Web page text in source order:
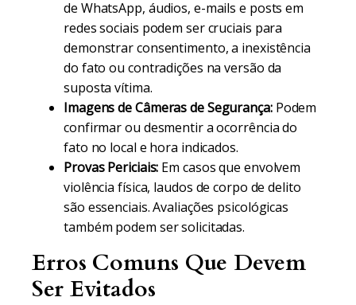
de WhatsApp, áudios, e-mails e posts em
redes sociais podem ser cruciais para
demonstrar consentimento, a inexistência
do fato ou contradições na versão da
suposta vítima.
Imagens de Câmeras de Segurança:Podem
confirmar ou desmentir a ocorrência do
fato no local e hora indicados.
Provas Periciais: Em casos que envolvem
violência física, laudos de corpo de delito
são essenciais. Avaliações psicológicas
também podem ser solicitadas.
Erros Comuns Que Devem
Ser Evitados